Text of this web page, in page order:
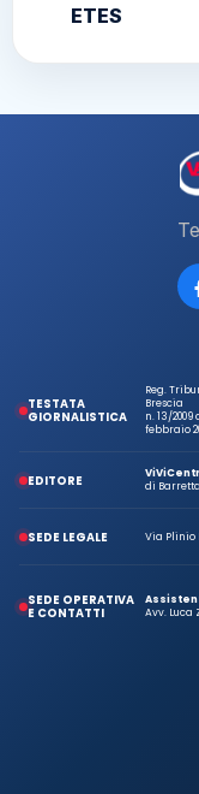
ETES
TESTATA
GIORNALISTICA
Reg.
Brescia
n. 13/2009
febbraio
EDITORE
di
SEDE LEGALE Via Plinio
SEDE OPERATIVA
E CONTATTI
Avv. Luca